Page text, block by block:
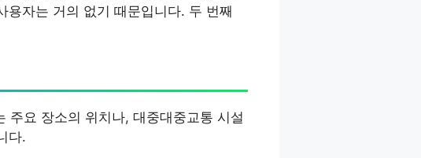
용자는 거의 없기 때문입니다. 두 번째
주요 장소의 위치나, 대중대중교통 시설
다.